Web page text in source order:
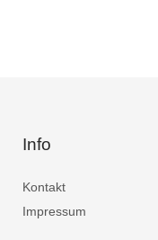
Info
Kontakt
Impressum